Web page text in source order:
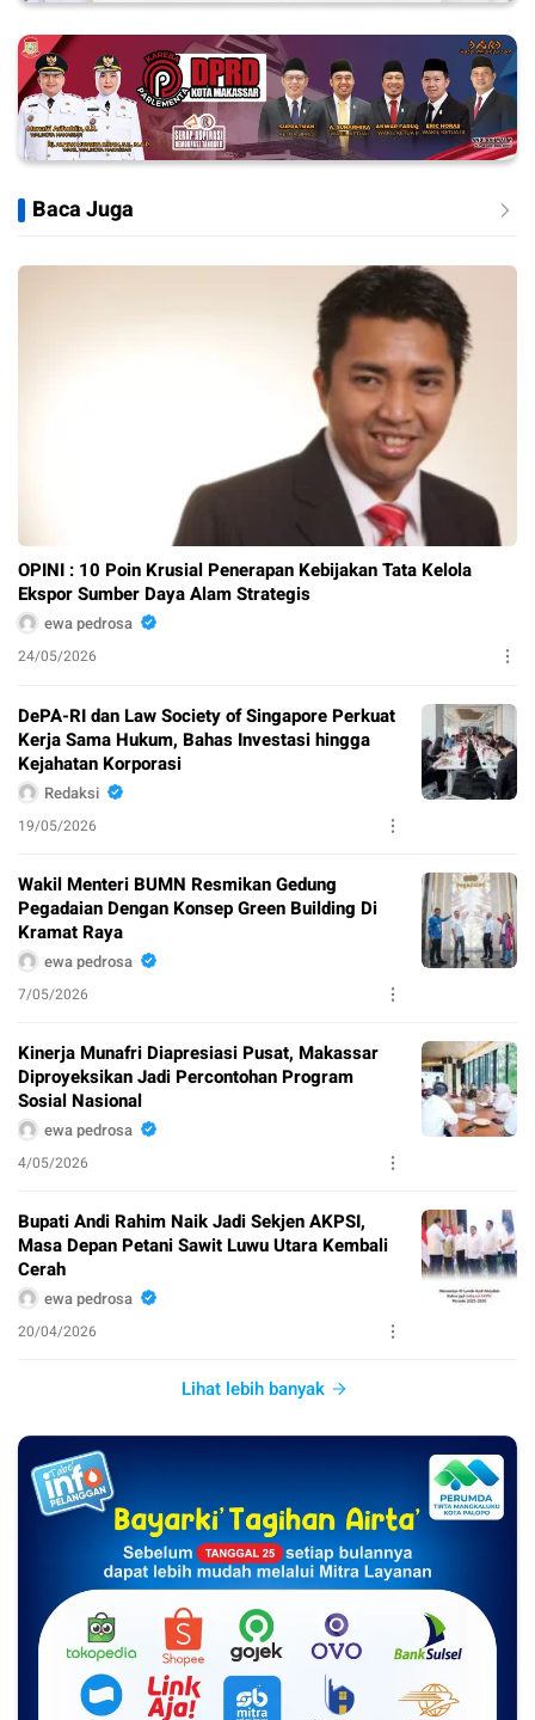
Baca Juga
OPINI : 10 Poin Krusial Penerapan Kebijakan Tata Kelola
Ekspor Sumber Daya Alam Strategis
ewa pedrosa
24/05/2026
DePA-RI dan Law Society of Singapore Perkuat
Kerja Sama Hukum, Bahas Investasi hingga
Kejahatan Korporasi
Redaksi
19/05/2026
Wakil Menteri BUMN Resmikan Gedung
Pegadaian Dengan Konsep Green Building Di
Kramat Raya
ewa pedrosa
7/05/2026
Kinerja Munafri Diapresiasi Pusat, Makassar
Diproyeksikan Jadi Percontohan Program
Sosial Nasional
ewa pedrosa
4/05/2026
Bupati Andi Rahim Naik Jadi Sekjen AKPSI,
Masa Depan Petani Sawit Luwu Utara Kembali
Cerah
ewa pedrosa
20/04/2026
Lihat lebih banyak